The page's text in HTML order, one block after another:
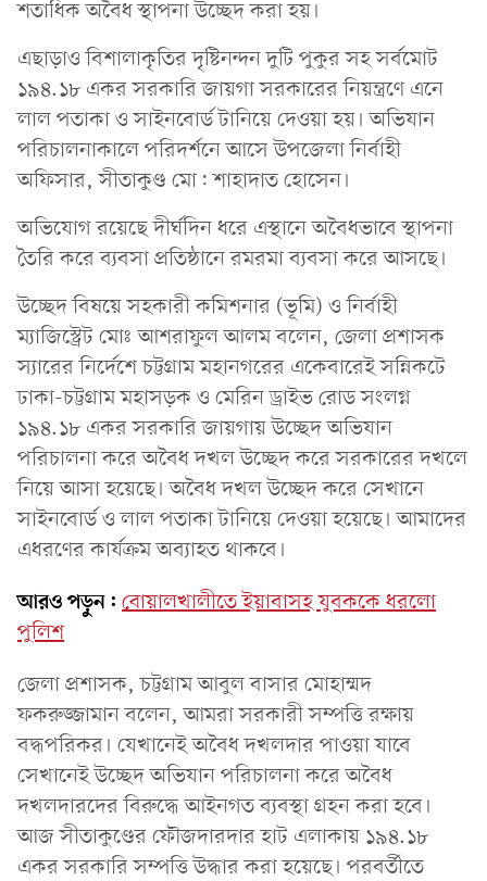
শতাধিক অবৈধ স্থাপনা উচ্ছেদ করা হয়।
এছাড়াও বিশালাকৃতির দৃষ্টিনন্দন দুটি পুকুর সহ সর্বমোট
১৯৪.১৮ একর সরকারি জায়গা সরকারের নিয়ন্ত্রণে এনে
লাল পতাকা ও সাইনবোর্ড টানিয়ে দেওয়া হয়। অভিযান
পরিচালনাকালে পরিদর্শনে আসে উপজেলা নির্বাহী
অফিসার, সীতাকুণ্ড মো: শাহাদাত হোসেন।
অভিযোগ রয়েছে দীর্ঘদিন ধরে এস্থানে অবৈধভাবে স্থাপনা
তৈরি করে ব্যবসা প্রতিষ্ঠানে রমরমা ব্যবসা করে আসছে।
উচ্ছেদ বিষয়ে সহকারী কমিশনার (ভূমি) ও নির্বাহী
ম্যাজিস্ট্রেট মোঃ আশরাফুল আলম বলেন, জেলা প্রশাসক
স্যারের নির্দেশে চট্টগ্রাম মহানগরের একেবারেই সন্নিকটে
ঢাকা-চট্টগ্রাম মহাসড়ক ও মেরিন ড্রাইভ রোড সংলগ্ন
১৯৪.১৮ একর সরকারি জায়গায় উচ্ছেদ অভিযান
পরিচালনা করে অবৈধ দখল উচ্ছেদ করে সরকারের দখলে
নিয়ে আসা হয়েছে। অবৈধ দখল উচ্ছেদ করে সেখানে
সাইনবোর্ড ও লাল পতাকা টানিয়ে দেওয়া হয়েছে। আমাদের
এধরণের কার্যক্রম অব্যাহত থাকবে।
আরও পড়ুন: বোয়ালখালীতে ইয়াবাসহ যুবককে ধরলো
পুলিশ
জেলা প্রশাসক, চট্টগ্রাম আবুল বাসার মোহাম্মদ
ফকরুজ্জামান বলেন, আমরা সরকারী সম্পত্তি রক্ষায়
বদ্ধপরিকর। যেখানেই অবৈধ দখলদার পাওয়া যাবে
সেখানেই উচ্ছেদ অভিযান পরিচালনা করে অবৈধ
দখলদারদের বিরুদ্ধে আইনগত ব্যবস্থা গ্রহন করা হবে।
আজ সীতাকুণ্ডের ফৌজদারদার হাট এলাকায় ১৯৪.১৮
একর সরকারি সম্পত্তি উদ্ধার করা হয়েছে। পরবর্তীতে